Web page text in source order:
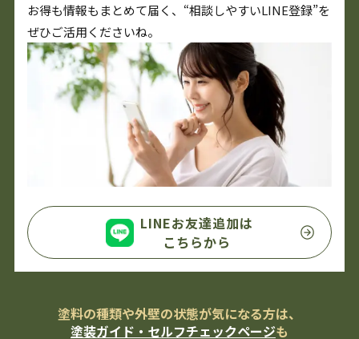
お得も情報もまとめて届く、“相談しやすいLINE登録”を
ぜひご活用くださいね。
LINEお友達追加は
こちらから
塗料の種類や外壁の状態が気になる方は、
塗装ガイド・セルフチェックページも